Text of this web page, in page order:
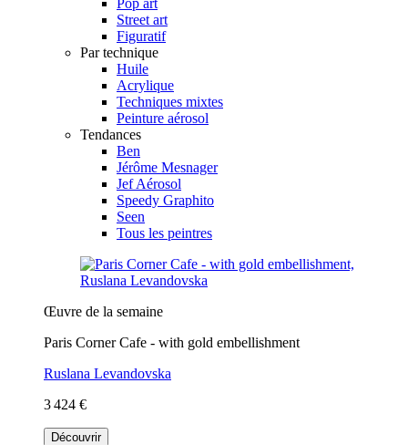
Street art
Figuratif
Par technique
Huile
Acrylique
Techniques mixtes
Peinture aérosol
Tendances
Ben
Jérôme Mesnager
Jef Aérosol
Speedy Graphito
Seen
Tous les peintres
Œuvre de la semaine
Paris Corner Cafe - with gold embellishment
Ruslana Levandovska
3 424 €
Découvrir